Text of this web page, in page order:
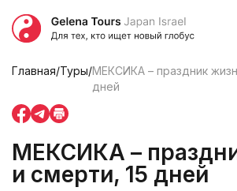
Главная/Туры/МЕКСИКА – праздник
дней
МЕКСИКА –
и смерти, 15 дней